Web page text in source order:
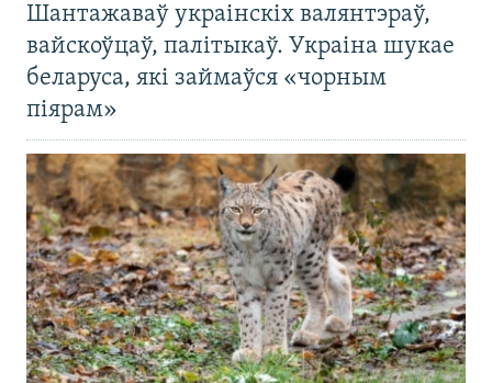
Шантажаваў украінскіх валянтэраў,
вайскоўцаў, палітыкаў. Украіна шукае
беларуса, які займаўся «чорным
піярам»